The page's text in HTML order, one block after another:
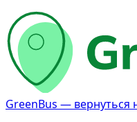
GreenBus — вернуться